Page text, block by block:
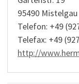
95490 Mistelgau
Telefon: +49
Telefax: +49
http://